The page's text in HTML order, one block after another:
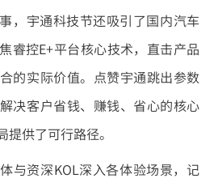
，宇通科技节还吸引了国内汽车
睿控E+平台核心技术，直击产品
的实际价值。点赞宇通跳出参数
决客户省钱、赚钱、省心的核心
供了可行路径。
与资深KOL深入各体验场景，记